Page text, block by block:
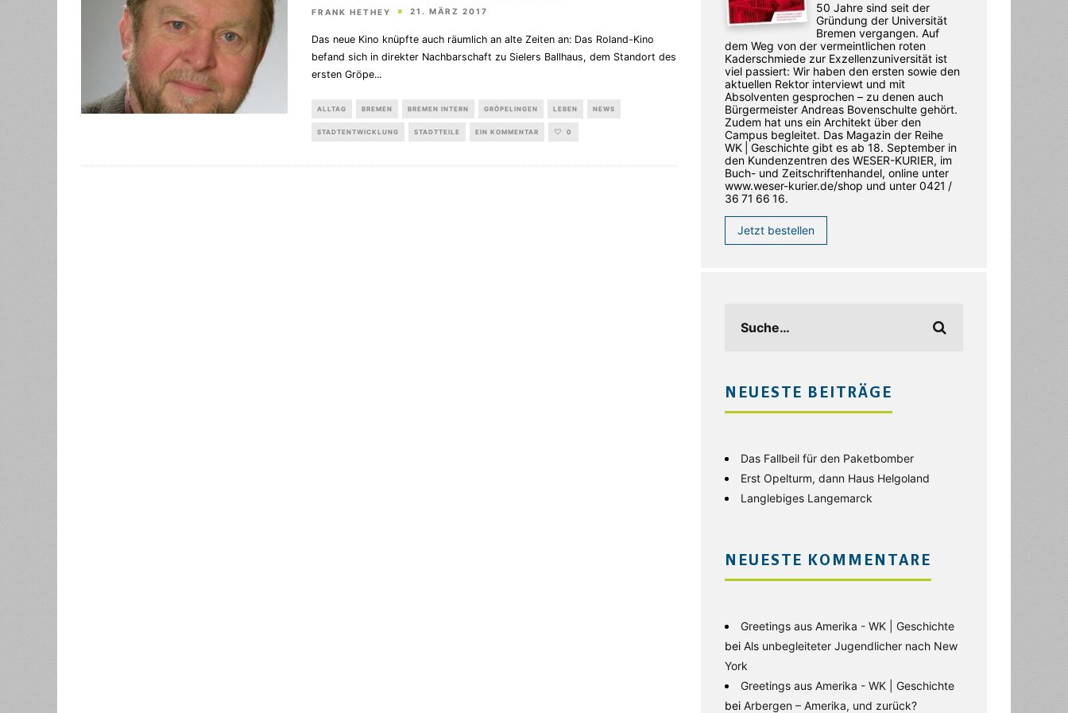
FRANK HETHEY 21. MÄRZ 2017
Das neue Kino knüpfte auch räumlich an alte Zeiten an: Das Roland-Kino
befand sich in direkter Nachbarschaft zu Sielers Ballhaus, dem Standort des
ersten Gröpe...
ALLTAG BREMEN BREMEN INTERN GRÖPELINGEN LEBEN NEWS
STADTENTWICKLUNG STADTTEILE EIN KOMMENTAR 0
50 Jahre sind seit der
Gründung der Universität
Bremen vergangen. Auf
dem Weg von der vermeintlichen roten
Kaderschmiede zur Exzellenzuniversität ist
viel passiert: Wir haben den ersten sowie den
aktuellen Rektor interviewt und mit
Absolventen gesprochen – zu denen auch
Bürgermeister Andreas Bovenschulte gehört.
Zudem hat uns ein Architekt über den
Campus begleitet. Das Magazin der Reihe
WK | Geschichte gibt es ab 18. September in
den ­Kundenzentren des WESER-­KURIER, im
Buch- und Zeitschriftenhandel, online unter
www.weser-kurier.de/shop und unter 0421 /
36 71 66 16.
Jetzt bestellen
NEUESTE BEITRÄGE
Das Fallbeil für den Paketbomber
Erst Opelturm, dann Haus Helgoland
Langlebiges Langemarck
NEUESTE KOMMENTARE
Greetings aus Amerika - WK | Geschichte
bei Als unbegleiteter Jugendlicher nach New
York
Greetings aus Amerika - WK | Geschichte
bei Arbergen – Amerika, und zurück?